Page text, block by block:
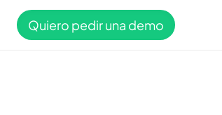
Quiero pedir una demo